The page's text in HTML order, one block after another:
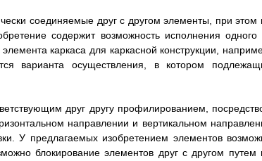
соединяемые друг с другом элементы, при этом
содержит возможность исполнения одного
каркаса для каркасной конструкции,
варианта осуществления, в котором
друг другу профилированием,
направлении и вертикальном
У предлагаемых изобретением элементов
блокирование элементов друг с другом путем